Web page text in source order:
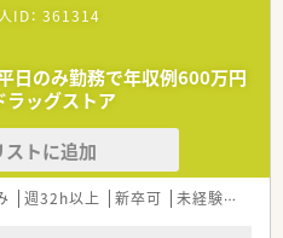
こそ活躍できるキャリアパスが多
ネジャーや営業部長等のマネジメン
かせるスペシャリストを目指すこ
品部門等の本社スタッフなど活動領
ており、在宅医療へもしっかりと関
ID： 361314
日のみ勤務で年収例600万円
ッグストア
ストに追加
週32h以上 新卒可 未経験可